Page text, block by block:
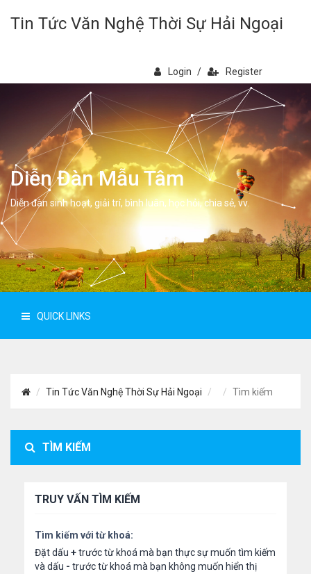
Tin Tức Văn Nghệ Thời Sự Hải Ngoại
Login / Register
Diễn Đàn Mẫu Tâm
Diễn đàn sinh hoạt, giải trí, bình luân, học hỏi, chia sẻ, vv.
QUICK LINKS
Tin Tức Văn Nghệ Thời Sự Hải Ngoại Tìm kiếm
TÌM KIẾM
TRUY VẤN TÌM KIẾM
Tìm kiếm với từ khoá:
Đặt dấu +trước từ khoá mà bạn thực sự muốn tìm kiếm
và dấu - trước từ khoá mà bạn không muốn hiển thị